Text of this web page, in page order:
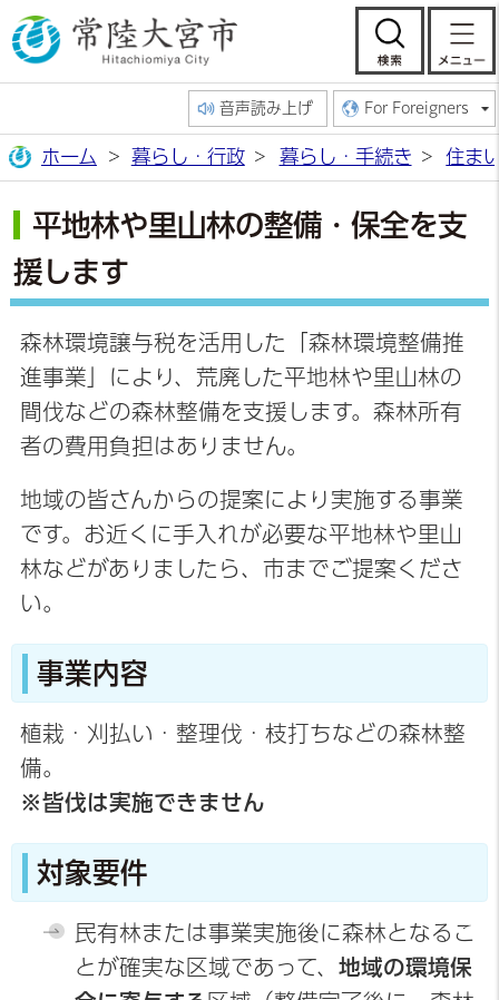
常陸大宮市公
検
音声読み上げ For Foreigners
ホーム 暮らし・行政 暮らし・手続き 住ま
平地林や里山林の整備・保全を支
援します
森林環境譲与税を活用した「森林環境整備推
進事業」により、荒廃した平地林や里山林の
間伐などの森林整備を支援します。森林所有
者の費用負担はありません。
地域の皆さんからの提案により実施する事業
です。お近くに手入れが必要な平地林や里山
林などがありましたら、市までご提案くださ
い。
事業内容
植栽・刈払い・整理伐・枝打ちなどの森林整
備。
※皆伐は実施できません
対象要件
民有林または事業実施後に森林となるこ
とが確実な区域であって、 地域の環境保